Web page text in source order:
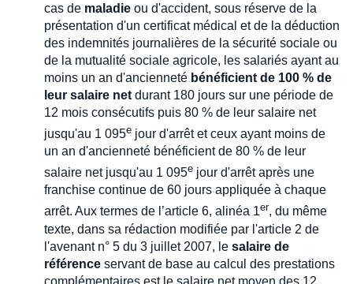
cas de maladie ou d'accident, sous réserve de la
présentation d'un certificat médical et de la déduction
des indemnités journalières de la sécurité sociale ou
de la mutualité sociale agricole, les salariés ayant au
moins un an d'ancienneté bénéficient de 100 % de
leur salaire net durant 180 jours sur une période de
12 mois consécutifs puis 80 % de leur salaire net
jusqu'au 1 095e jour d'arrêt et ceux ayant moins de
un an d'ancienneté bénéficient de 80 % de leur
salaire net jusqu'au 1 095e jour d'arrêt après une
franchise continue de 60 jours appliquée à chaque
arrêt. Aux termes de l’article 6, alinéa 1er, du même
texte, dans sa rédaction modifiée par l'article 2 de
l'avenant n° 5 du 3 juillet 2007, le salaire de
référence servant de base au calcul des prestations
complémentaires est le salaire net moyen des 12